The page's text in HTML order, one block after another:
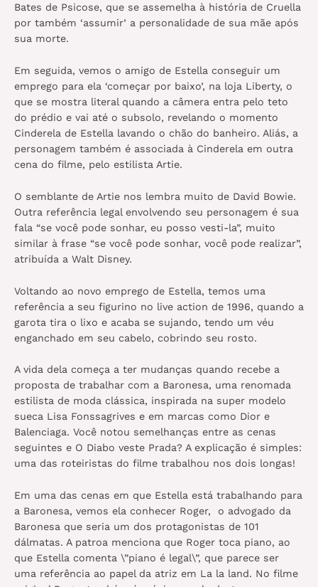
Bates de Psicose, que se assemelha à história de Cruella
por também ‘assumir’ a personalidade de sua mãe após
sua morte.
Em seguida, vemos o amigo de Estella conseguir um
emprego para ela ‘começar por baixo’, na loja Liberty, o
que se mostra literal quando a câmera entra pelo teto
do prédio e vai até o subsolo, revelando o momento
Cinderela de Estella lavando o chão do banheiro. Aliás, a
personagem também é associada à Cinderela em outra
cena do filme, pelo estilista Artie.
O semblante de Artie nos lembra muito de David Bowie.
Outra referência legal envolvendo seu personagem é sua
fala “se você pode sonhar, eu posso vesti-la”, muito
similar à frase “se você pode sonhar, você pode realizar”,
atribuída a Walt Disney.
Voltando ao novo emprego de Estella, temos uma
referência a seu figurino no live action de 1996, quando a
garota tira o lixo e acaba se sujando, tendo um véu
enganchado em seu cabelo, cobrindo seu rosto.
A vida dela começa a ter mudanças quando recebe a
proposta de trabalhar com a Baronesa, uma renomada
estilista de moda clássica, inspirada na super modelo
sueca Lisa Fonssagrives e em marcas como Dior e
Balenciaga. Você notou semelhanças entre as cenas
seguintes e O Diabo veste Prada? A explicação é simples:
uma das roteiristas do filme trabalhou nos dois longas!
Em uma das cenas em que Estella está trabalhando para
a Baronesa, vemos ela conhecer Roger, o advogado da
Baronesa que seria um dos protagonistas de 101
dálmatas. A patroa menciona que Roger toca piano, ao
que Estella comenta \”piano é legal\”, que parece ser
uma referência ao papel da atriz em La la land. No filme